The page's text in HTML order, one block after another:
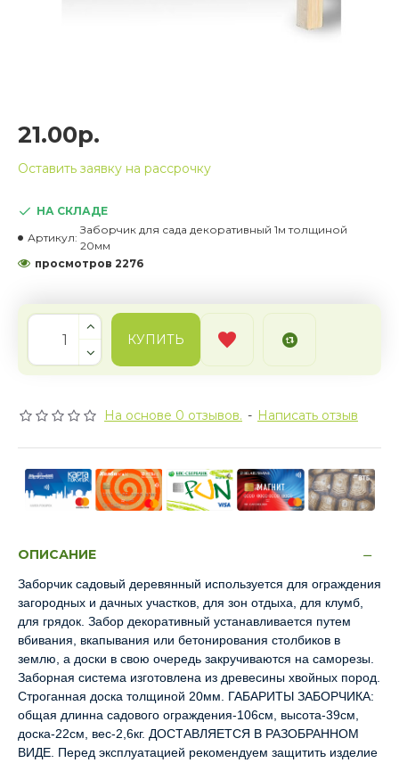
НА СКЛАДЕ
Артикул:
Заборчик для сада декоративный 1м толщиной
20мм
просмотров 2276
На основе 0 отзывов. - Написать отзыв
21.00р.
Оставить заявку на рассрочку
КУПИТЬ
ОПИСАНИЕ
Заборчик садовый деревянный используется для ограждения
загородных и дачных участков, для зон отдыха, для клумб,
для грядок. Забор декоративный устанавливается путем
вбивания, вкапывания или бетонирования столбиков в
землю, а доски в свою очередь закручиваются на саморезы.
Заборная система изготовлена из древесины хвойных пород.
Строганная доска толщиной 20мм. ГАБАРИТЫ ЗАБОРЧИКА:
общая длинна садового ограждения-106см, высота-39см,
доска-22см, вес-2,6кг. ДОСТАВЛЯЕТСЯ В РАЗОБРАННОМ
ВИДЕ. Перед эксплуатацией рекомендуем защитить изделие